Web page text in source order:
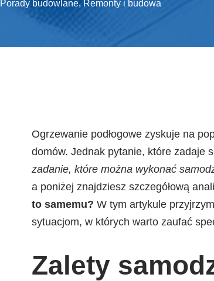
Porady budowlane, Remonty i budowa
Ogrzewanie podłogowe zyskuje na
domów. Jednak pytanie, które zadaje
zadanie, które można wykonać
a poniżej znajdziesz szczegółową
to samemu? W tym artykule
sytuacjom, w których warto zaufać
Zalety